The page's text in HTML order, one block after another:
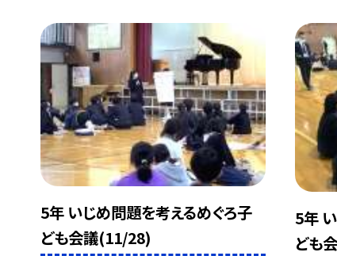
5年 いじめ問題を考えるめぐろ子
ども会議(11/28)
5年
ども